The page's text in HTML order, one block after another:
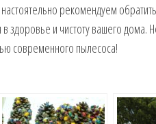
рекомендуем
здоровье и чистоту вашего дома.
современного пылесоса!